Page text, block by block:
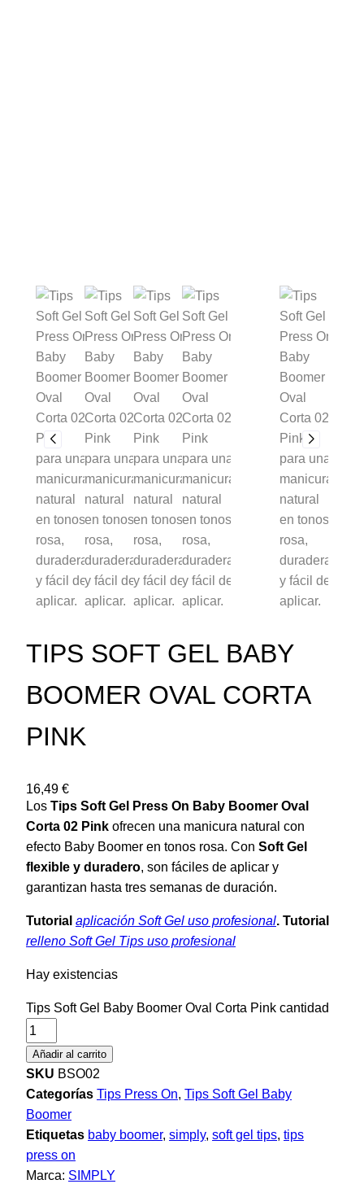
TIPS SOFT GEL BABY
BOOMER OVAL CORTA
PINK
16,49 €
Los Tips Soft Gel Press On Baby Boomer Oval
Corta 02 Pink ofrecen una manicura natural con
efecto Baby Boomer en tonos rosa. Con Soft Gel
flexible y duradero, son fáciles de aplicar y
garantizan hasta tres semanas de duración.
Tutorial aplicación Soft Gel uso profesional. Tutorial
relleno Soft Gel Tips uso profesional
Hay existencias
Tips Soft Gel Baby Boomer Oval Corta Pink cantidad
Añadir al carrito
SKU BSO02
Categorías Tips Press On, Tips Soft Gel Baby
Boomer
Etiquetas baby boomer, simply, soft gel tips, tips
press on
Marca: SIMPLY